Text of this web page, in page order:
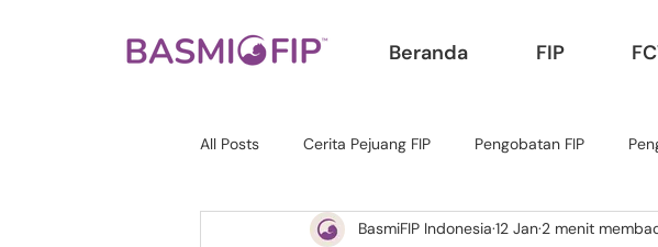
Beranda FIP
All Posts Cerita Pejuang FIP Pengobatan FIP
BasmiFIP Indonesia 12 Jan 2 menit